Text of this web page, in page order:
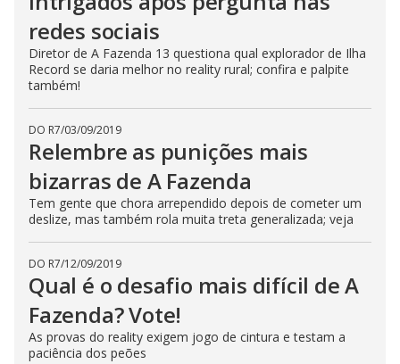
redes sociais
Diretor de A Fazenda 13 questiona qual explorador de Ilha
Record se daria melhor no reality rural; confira e palpite
também!
DO R7/03/09/2019
Relembre as punições mais
bizarras de A Fazenda
Tem gente que chora arrependido depois de cometer um
deslize, mas também rola muita treta generalizada; veja
DO R7/12/09/2019
Qual é o desafio mais difícil de A
Fazenda? Vote!
As provas do reality exigem jogo de cintura e testam a
paciência dos peões